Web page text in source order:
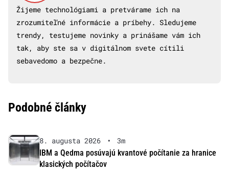
Žijeme technológiami a pretvárame ich na
zrozumiteľné informácie a príbehy. Sledujeme
trendy, testujeme novinky a prinášame vám ich
tak, aby ste sa v digitálnom svete cítili
sebavedomo a bezpečne.
Podobné články
8. augusta 2026 •
3m
IBM a Qedma posúvajú kvantové počítanie za hranice
klasických počítačov